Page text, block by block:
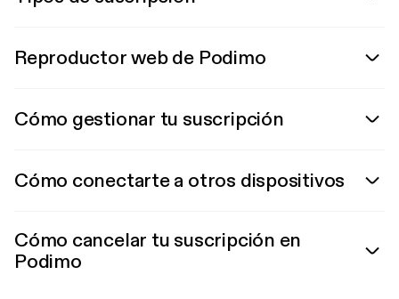
Reproductor web de Podimo
Cómo gestionar tu suscripción
Cómo conectarte a otros dispositivos
Cómo cancelar tu suscripción en
Podimo